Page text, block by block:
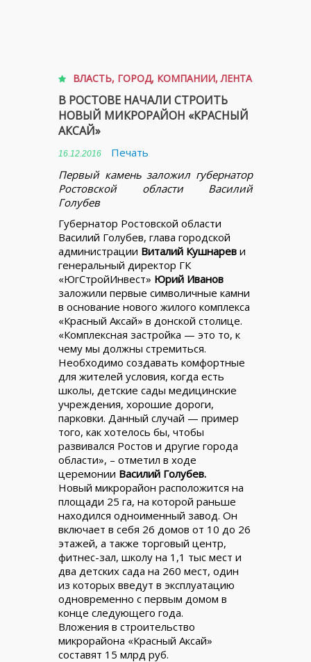
ВЛАСТЬ, ГОРОД, КОМПАНИИ,ЛЕНТА
В РОСТОВЕ НАЧАЛИ СТРОИТЬ
НОВЫЙ МИКРОРАЙОН «КРАСНЫЙ
АКСАЙ»
16.12.2016
Печать
Первый камень заложил губернатор
Ростовской области Василий
Голубев
Губернатор Ростовской области
Василий Голубев, глава городской
администрации Виталий Кушнарев и
генеральный директор ГК
«ЮгСтройИнвест» Юрий Иванов
заложили первые символичные камни
в основание нового жилого комплекса
«Красный Аксай» в донской столице.
«Комплексная застройка — это то, к
чему мы должны стремиться.
Необходимо создавать комфортные
для жителей условия, когда есть
школы, детские сады медицинские
учреждения, хорошие дороги,
парковки. Данный случай — пример
того, как хотелось бы, чтобы
развивался Ростов и другие города
области», – отметил в ходе
церемонии Василий Голубев.
Новый микрорайон расположится на
площади 25 га, на которой раньше
находился одноименный завод. Он
включает в себя 26 домов от 10 до 26
этажей, а также торговый центр,
фитнес-зал, школу на 1,1 тыс мест и
два детских сада на 260 мест, один
из которых введут в эксплуатацию
одновременно с первым домом в
конце следующего года.
Вложения в строительство
микрорайона «Красный Аксай»
составят 15 млрд руб.